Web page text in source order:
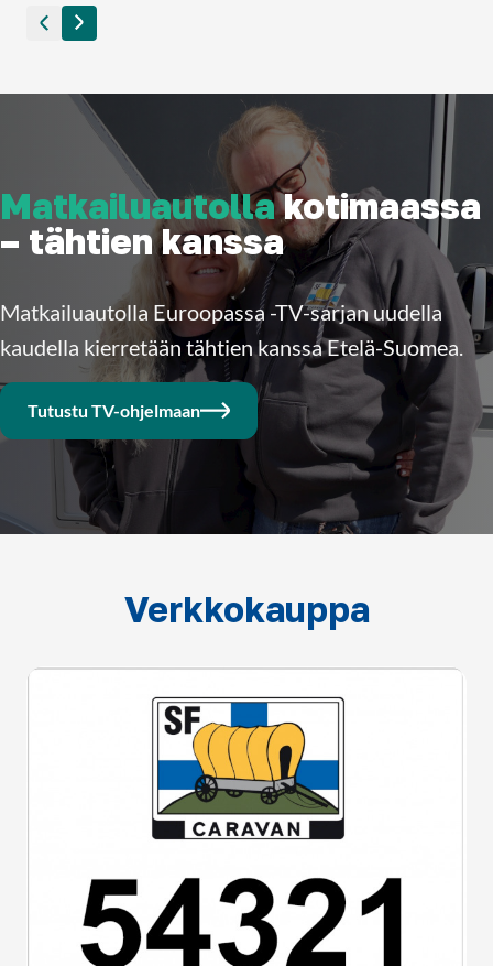
Matkailuautollakotimaassa
– tähtien kanssa
Matkailuautolla Euroopassa -TV-sarjan uudella
kaudella kierretään tähtien kanssa Etelä-Suomea.
Tutustu TV-ohjelmaan
Verkkokauppa